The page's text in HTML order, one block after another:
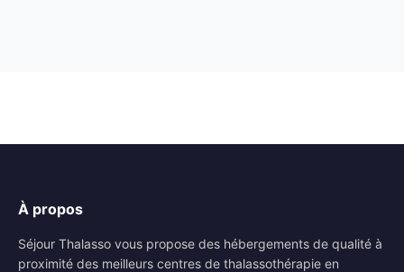
À propos
Séjour Thalasso vous propose des hébergements de qualité à
proximité des meilleurs centres de thalassothérapie en